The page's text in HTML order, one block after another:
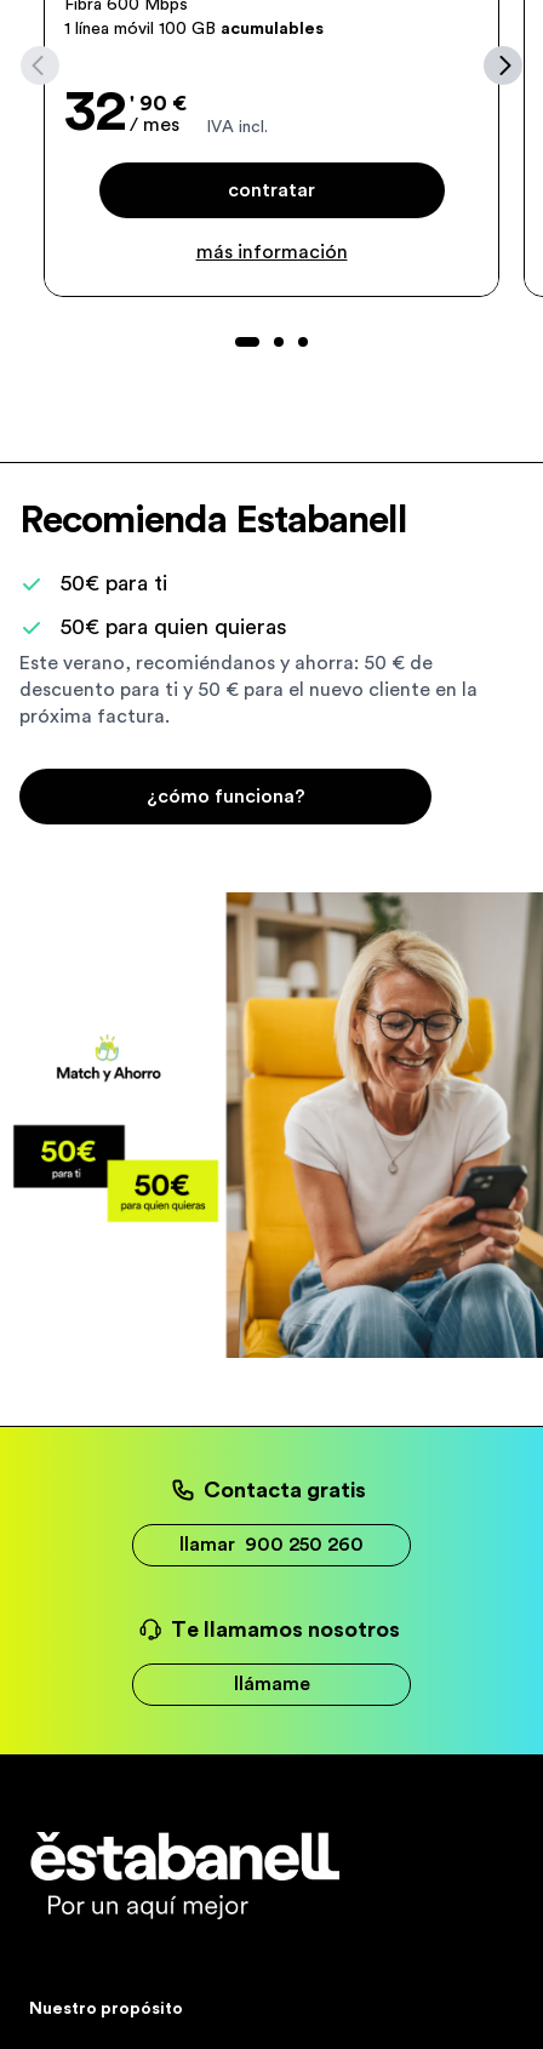
Fibra 600 Mbps
1 línea móvil 100 GB acumulables
32 ' 90 €
/ mes IVA incl.
contratar
más información
Recomienda Estabanell
50€ para ti
50€ para quien quieras
Este verano, recomiéndanos y ahorra: 50 € de
descuento para ti y 50 € para el nuevo cliente en la
próxima factura.
¿cómo funciona?
Contacta gratis
llamar 900 250 260
Te llamamos nosotros
llámame
Estabanell
Nuestro propósito